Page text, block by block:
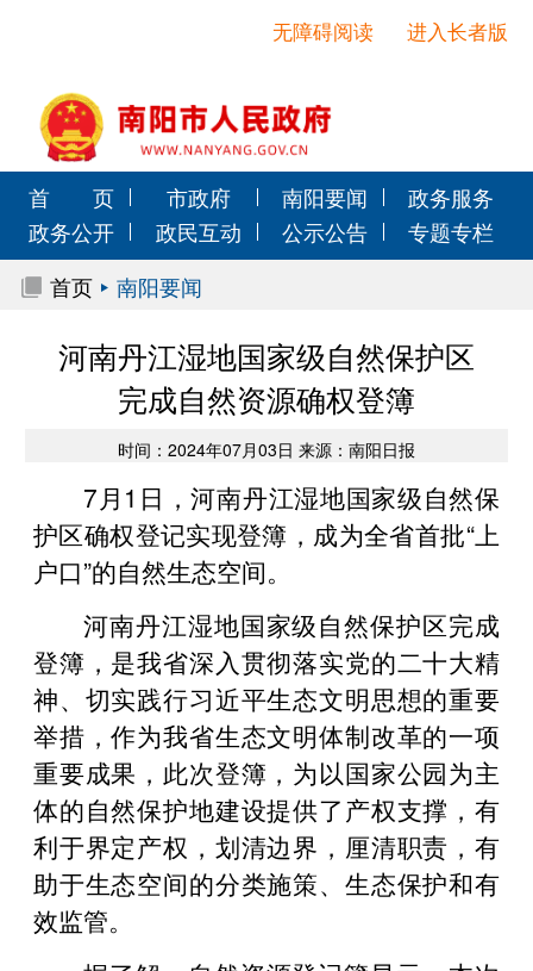
进入长者版
无障碍阅读
首 页 市政府 南阳要闻
政务服务
政务公开
政民互动 公示公告
专题专栏
首页
南阳要闻
河南丹江湿地国家级自然保护区
完成自然资源确权登簿
时间：2024年07月03日 来源：南阳日报
7月1日，河南丹江湿地国家级自然保
护区确权登记实现登簿，成为全省首批“上
户口”的自然生态空间。
河南丹江湿地国家级自然保护区完成
登簿，是我省深入贯彻落实党的二十大精
神、切实践行习近平生态文明思想的重要
举措，作为我省生态文明体制改革的一项
重要成果，此次登簿，为以国家公园为主
体的自然保护地建设提供了产权支撑，有
利于界定产权，划清边界，厘清职责，有
助于生态空间的分类施策、生态保护和有
效监管。